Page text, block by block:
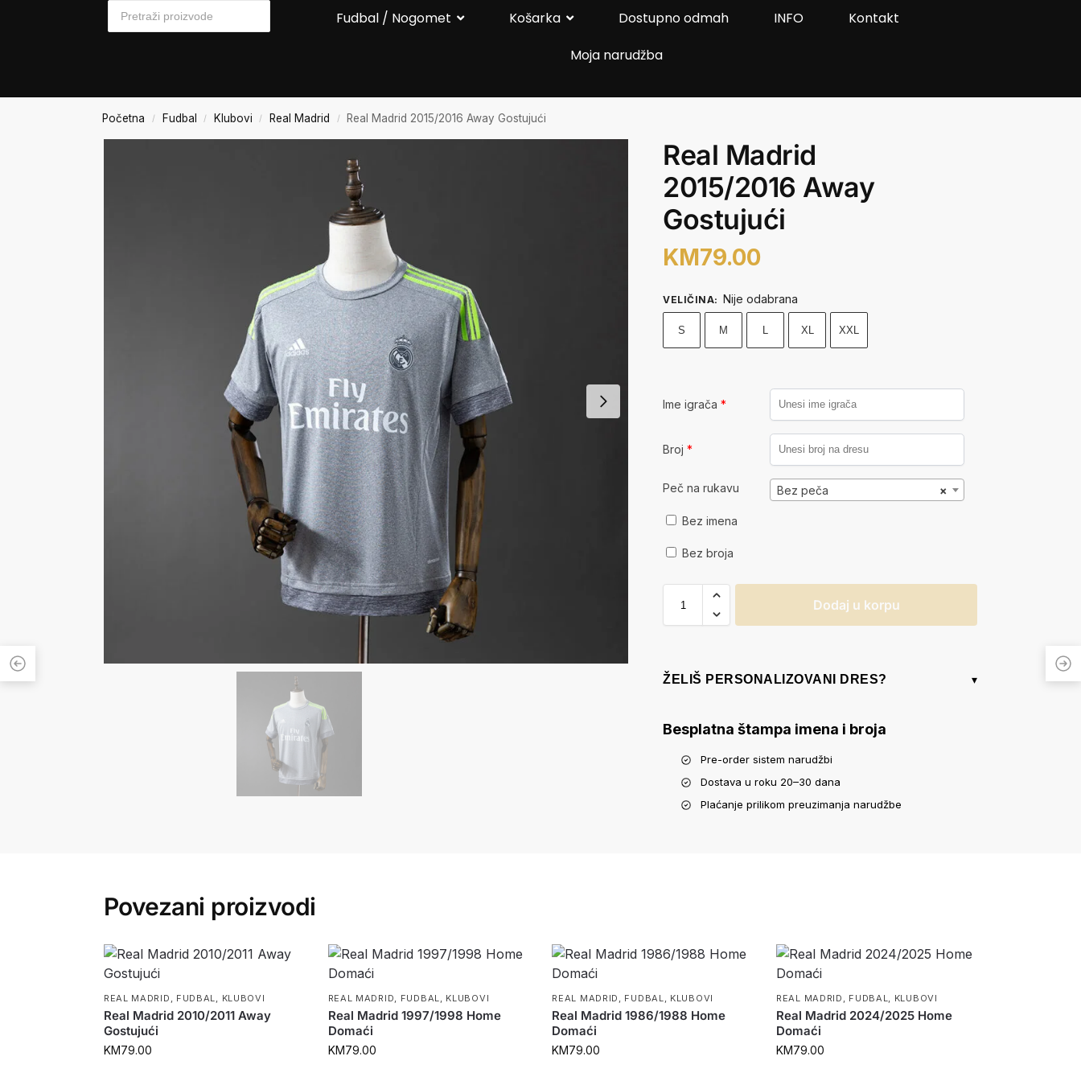
Fudbal / Nogomet Košarka Dostupno odmah INFO
Kontakt
Moja narudžba
Početna / Fudbal / Klubovi / Real Madrid / Real Madrid 2015/2016 Away Gostujući
Real Madrid
2015/2016 Away
Gostujući
KM79.00
VELIČINA: Nije odabrana
S M L XL XXL
Ime igrača*
Broj*
Peč na rukavu ×
Bez peča
Bez imena
Bez broja
Dodaj u korpu
ŽELIŠ PERSONALIZOVANI DRES? ▾
Besplatna štampa imena i broja
Pre-order sistem narudžbi
Dostava u roku 20–30 dana
Plaćanje prilikom preuzimanja narudžbe
Povezani proizvodi
REAL MADRID , FUDBAL, KLUBOVI
Real Madrid 2010/2011 Away
Gostujući
KM79.00
REAL MADRID, FUDBAL, KLUBOVI
Real Madrid 1997/1998 Home
Domaći
KM79.00
REAL MADRID , FUDBAL, KLUBOVI
Real Madrid 1986/1988 Home
Domaći
KM79.00
REAL MADRID , FUDBAL, KLUBOVI
Real Madrid 2024/2025 Home
Domaći
KM79.00